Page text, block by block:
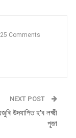
25 Comments
NEXT POST
উদযাপিত হ’ব লক্ষ্মী
পূজা